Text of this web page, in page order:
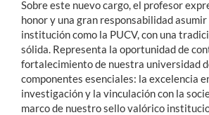
Sobre este nuevo cargo, el profesor
honor y una gran responsabilidad
institución como la PUCV, con una
sólida. Representa la oportunidad de
fortalecimiento de nuestra universidad
componentes esenciales: la excelencia
investigación y la vinculación con la
marco de nuestro sello valórico